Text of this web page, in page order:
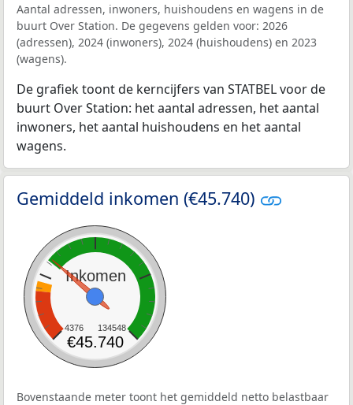
Aantal adressen, inwoners, huishoudens en wagens in de
buurt Over Station. De gegevens gelden voor: 2026
(adressen), 2024 (inwoners), 2024 (huishoudens) en 2023
(wagens).
De grafiek toont de kerncijfers van STATBEL voor de
buurt Over Station: het aantal adressen, het aantal
inwoners, het aantal huishoudens en het aantal
wagens.
Gemiddeld inkomen (€45.740)
Inkomen
4376 134548
€45.740
Bovenstaande meter toont het gemiddeld netto belastbaar